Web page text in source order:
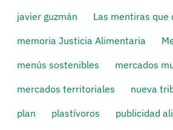
javier guzmán
Las mentiras que
memoria Justicia Alimentaria
menús sostenibles
mercados
mercados territoriales
nueva
plan
plastívoros
publicidad